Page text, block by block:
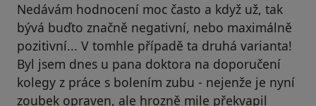
Nedávám hodnocení moc často a když už, tak
bývá buďto značně negativní, nebo maximálně
pozitivní... V tomhle případě ta druhá varianta!
Byl jsem dnes u pana doktora na doporučení
kolegy z práce s bolením zubu - nejenže je nyní
zoubek opraven, ale hrozně mile překvapil